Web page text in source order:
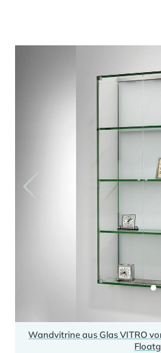
Wandvitrine aus Glas VITRO